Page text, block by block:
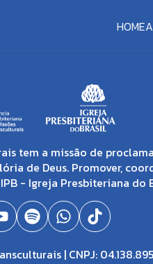
HOME
tem a missão de
de Deus. Promover,
- Igreja Presbiteriana do
| CNPJ: